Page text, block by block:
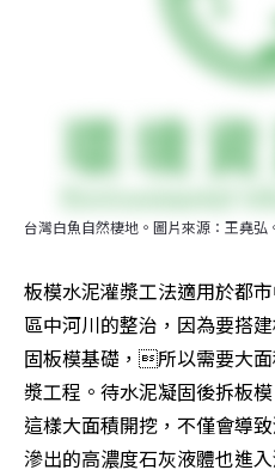
台灣白魚自然棲地。圖片來源：王堯弘
板模水泥灌漿工法適用於都
區中河川的整治，因為要搭
固板模基礎，所以需要大
漿工程。待水泥凝固後拆板
這樣大面積開挖，不僅會導
滲出的高濃度石灰液體也進